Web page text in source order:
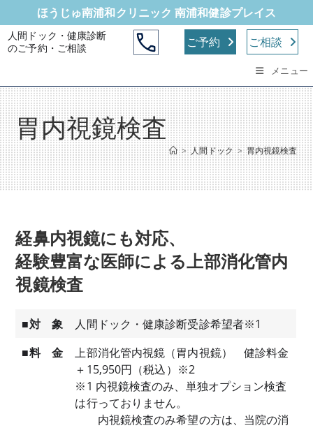
ン
テ
へ
ス
キ
ッ
プ
ほうじゅ南浦和クリニック 南浦和健診プレイス
人間ドック・健康診断
のご予約・ご相談
ご予約 ご相談
メニュー
胃内視鏡検査
> 人間ドック > 胃内視鏡検査
経鼻内視鏡にも対応、
経験豊富な医師による上部消化管内
視鏡検査
■対 象
人間ドック・健康診断受診希望者※1
■料 金
上部消化管内視鏡（胃内視鏡） 健診料金
＋15,950円（税込）※2
※1 内視鏡検査のみ、単独オプション検査
は行っておりません。
内視鏡検査のみ希望の方は、当院の消